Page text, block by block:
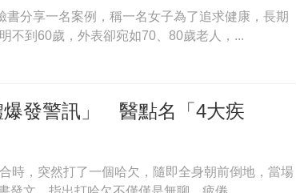
分享一名案例，稱一名女子為了追求健康，長期
不到60歲，外表卻宛如70、80歲老人，...
爆發警訊」 醫點名「4大疾
時，突然打了一個哈欠，隨即全身朝前倒地，當場